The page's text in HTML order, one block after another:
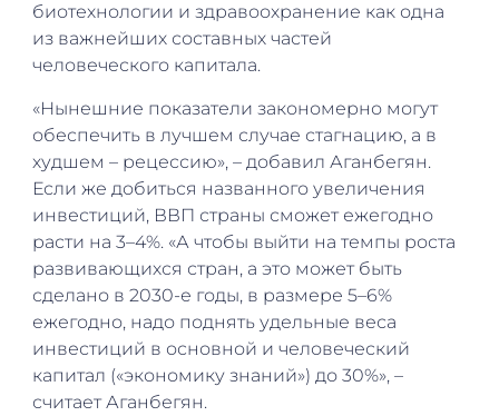
биотехнологии и здравоохранение как одна
из важнейших составных частей
человеческого капитала.
«Нынешние показатели закономерно могут
обеспечить в лучшем случае стагнацию, а в
худшем – рецессию», – добавил Аганбегян.
Если же добиться названного увеличения
инвестиций, ВВП страны сможет ежегодно
расти на 3–4%. «А чтобы выйти на темпы роста
развивающихся стран, а это может быть
сделано в 2030-е годы, в размере 5–6%
ежегодно, надо поднять удельные веса
инвестиций в основной и человеческий
капитал («экономику знаний») до 30%», –
считает Аганбегян.